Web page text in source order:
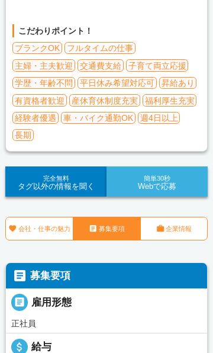
こだわりポイント！
ブランクOK
フルタイムの仕事
主婦・主夫歓迎
交通費支給
子育て両立応援
学歴・年齢不問
平日休み希望対応可
昇給あり
有資格者歓迎
産休育休制度充実
福利厚生充実
経験者優遇
車・バイク通勤OK
週4日以上
長期
完全無料
タグ以外の情報を聞く
簡単30秒
Webで応募
 会社・仕事の魅力  募集要項 企業情報
 募集要項
 雇用形態
正社員
attach_money 給与